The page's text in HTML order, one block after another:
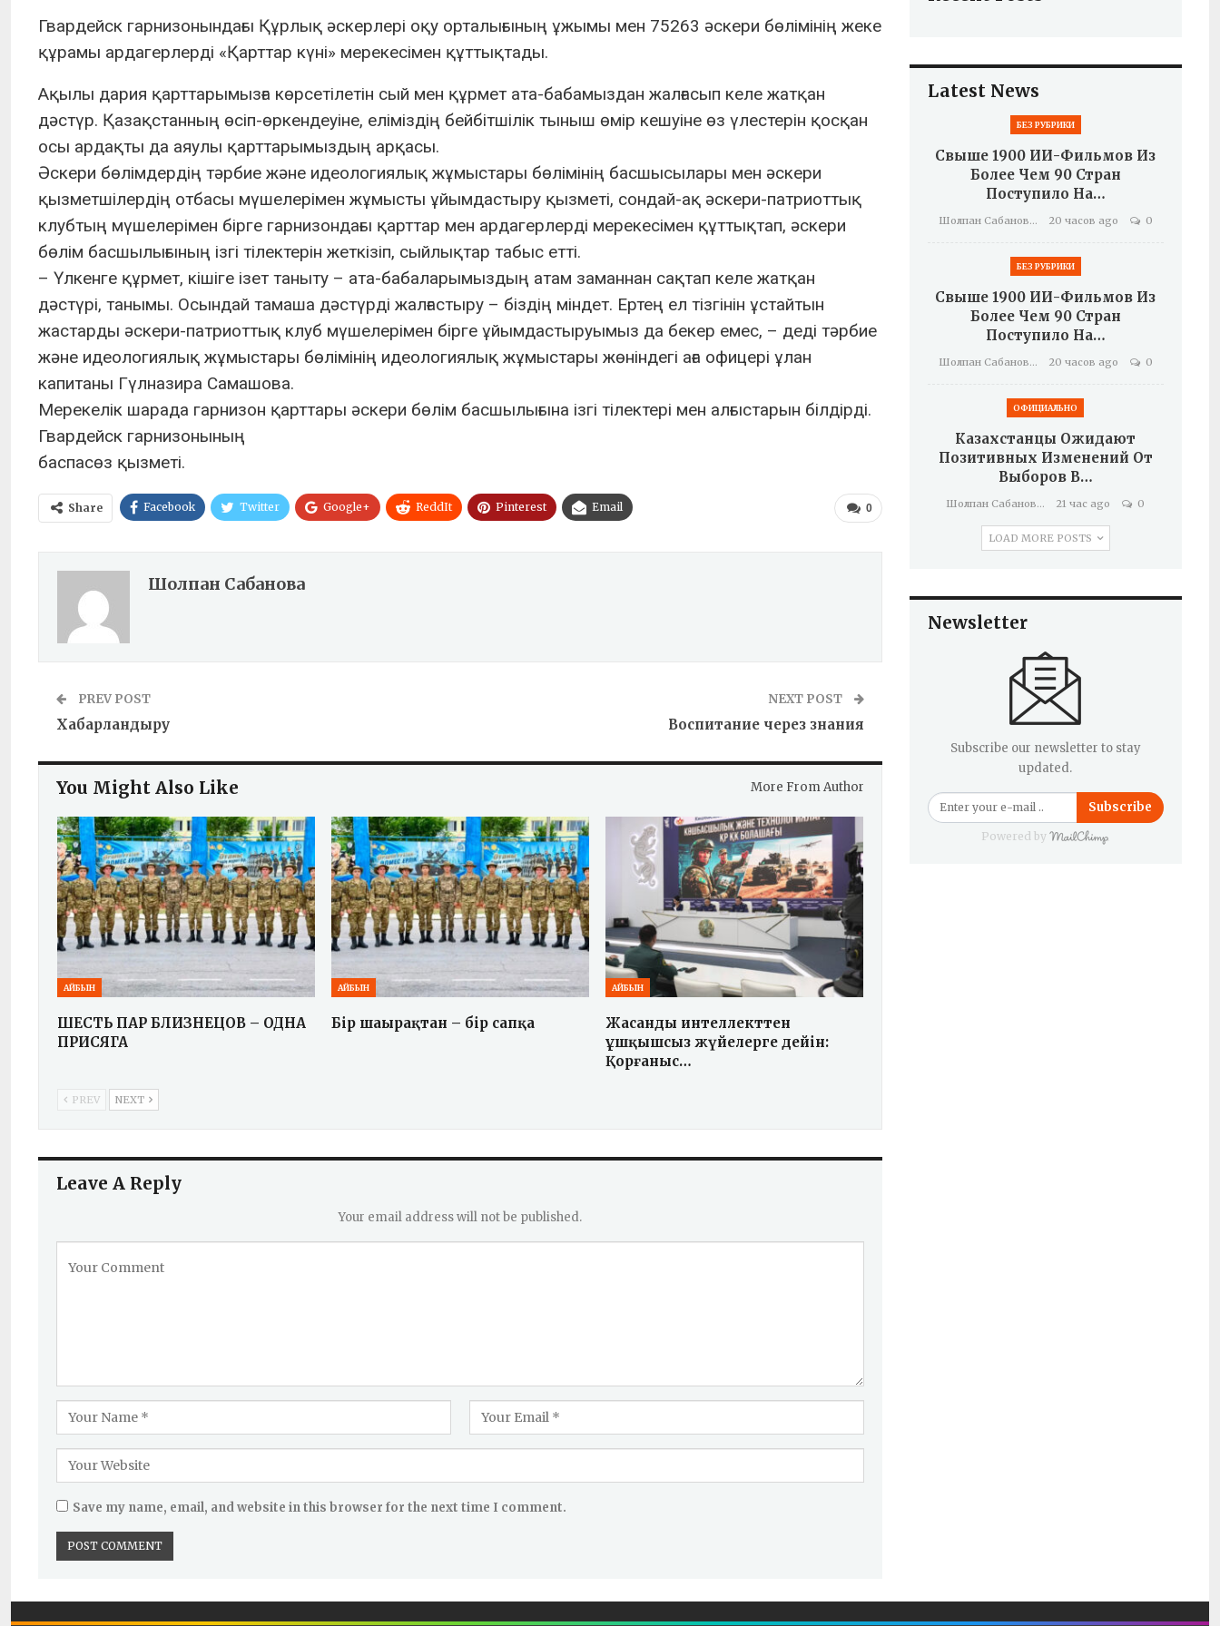
Гвардейск гарнизонындағы Құрлық әскерлері оқу орталығының ұжымы мен 75263 әскери бөлімінің жеке
құрамы ардагерлерді «Қарттар күні» мерекесімен құттықтады.
Ақылы дария қарттарымызға көрсетілетін сый мен құрмет ата-бабамыздан жалғасып келе жатқан
дәстүр. Қазақстанның өсіп-өркендеуіне, еліміздің бейбітшілік тыныш өмір кешуіне өз үлестерін қосқан
осы ардақты да аяулы қарттарымыздың арқасы.
Әскери бөлімдердің тәрбие және идеологиялық жұмыстары бөлімінің басшысылары мен әскери
қызметшілердің отбасы мүшелерімен жұмысты ұйымдастыру қызметі, сондай-ақ әскери-патриоттық
клубтың мүшелерімен бірге гарнизондағы қарттар мен ардагерлерді мерекесімен құттықтап, әскери
бөлім басшылығының ізгі тілектерін жеткізіп, сыйлықтар табыс етті.
– Үлкенге құрмет, кішіге ізет таныту – ата-бабаларымыздың атам заманнан сақтап келе жатқан
дәстүрі, танымы. Осындай тамаша дәстүрді жалғастыру – біздің міндет. Ертең ел тізгінін ұстайтын
жастарды әскери-патриоттық клуб мүшелерімен бірге ұйымдастыруымыз да бекер емес, – деді тәрбие
және идеологиялық жұмыстары бөлімінің идеологиялық жұмыстары жөніндегі аға офицері ұлан
капитаны Гүлназира Самашова.
Мерекелік шарада гарнизон қарттары әскери бөлім басшылығына ізгі тілектері мен алғыстарын білдірді.
Гвардейск гарнизонының
баспасөз қызметі.
0
Share Facebook Twitter Google+ ReddIt Pinterest Email
Шолпан Сабанова
PREV POST
Хабарландыру
NEXT POST
Воспитание через знания
You Might Also Like More From Author
АЙБЫН
ШЕСТЬ ПАР БЛИЗНЕЦОВ – ОДНА
ПРИСЯГА
АЙБЫН
Бір шаңырақтан – бір сапқа
АЙБЫН
Жасанды интеллекттен
ұшқышсыз жүйелерге дейін:
Қорғаныс…
PREV NEXT
Leave A Reply
Your email address will not be published.
Save my name, email, and website in this browser for the next time I comment.
Latest News
БЕЗ РУБРИКИ
Свыше 1900 ИИ-Фильмов Из
Более Чем 90 Стран
Поступило На…
Шолпан Сабанова 20 часов ago 0
БЕЗ РУБРИКИ
Свыше 1900 ИИ-Фильмов Из
Более Чем 90 Стран
Поступило На…
Шолпан Сабанова 20 часов ago 0
ОФИЦИАЛЬНО
Казахстанцы Ожидают
Позитивных Изменений От
Выборов В…
Шолпан Сабанова 21 час ago 0
LOAD MORE POSTS
Newsletter
Subscribe our newsletter to stay
updated.
Subscribe
Powered by